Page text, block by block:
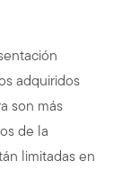
adquiridos
son más
de la
limitadas en